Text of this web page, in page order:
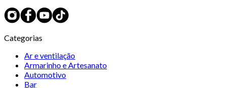
Categorias
Ar e ventilação
Armarinho e Artesanato
Automotivo
Bar